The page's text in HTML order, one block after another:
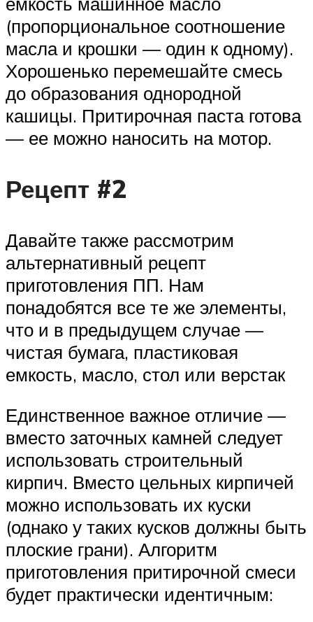
(пропорциональное соотношение
масла и крошки — один к одному).
Хорошенько перемешайте смесь
до образования однородной
кашицы. Притирочная паста готова
— ее можно наносить на мотор.
Рецепт #2
Давайте также рассмотрим
альтернативный рецепт
приготовления ПП. Нам
понадобятся все те же элементы,
что и в предыдущем случае —
чистая бумага, пластиковая
емкость, масло, стол или верстак
Единственное важное отличие —
вместо заточных камней следует
использовать строительный
кирпич. Вместо цельных кирпичей
можно использовать их куски
(однако у таких кусков должны быть
плоские грани). Алгоритм
приготовления притирочной смеси
будет практически идентичным: